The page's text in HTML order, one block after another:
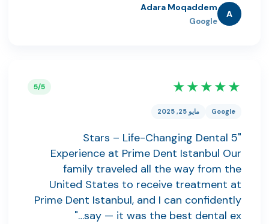
A
Adara Moqaddem
Google
★★★★★
5/5
Google مايو 25, 2025
"5 Stars – Life-Changing Dental
Experience at Prime Dent Istanbul Our
family traveled all the way from the
United States to receive treatment at
Prime Dent Istanbul, and I can confidently
say — it was the best dental ex…"